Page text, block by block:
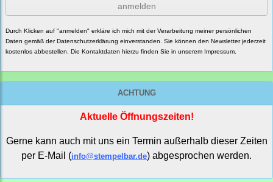
anmelden
Durch Klicken auf "anmelden" erkläre ich mich mit der Verarbeitung meiner persönlichen
Daten gemäß derDatenschutzerklärung einverstanden. Sie können den Newsletter jederzeit
kostenlos abbestellen. Die Kontaktdaten hierzu finden Sie in unserem Impressum.
ACHTUNG
Aktuelle Öffnungszeiten!
Gerne kann auch mit uns ein Termin außerhalb dieser Zeiten
per E-Mail (info@stempelbar.de) abgesprochen werden.